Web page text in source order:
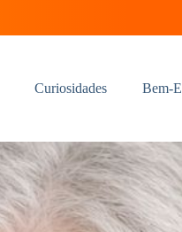
Curiosidades Bem-